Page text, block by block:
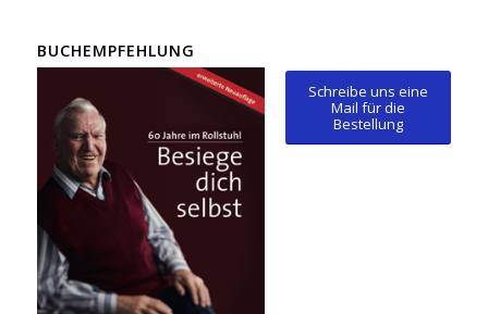
BUCHEMPFEHLUNG
Schreibe uns eine
Mail für die
Bestellung